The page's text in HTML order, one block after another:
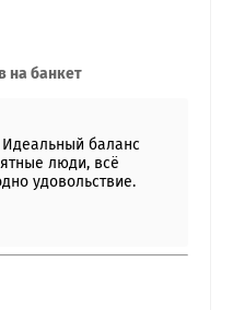
на банкет
баланс
люди, всё
удовольствие.